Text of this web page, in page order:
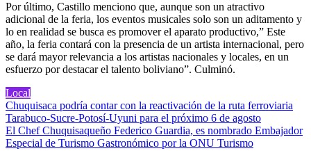
Por último, Castillo menciono que, aunque son un atractivo
adicional de la feria, los eventos musicales solo son un aditamento y
lo en realidad se busca es promover el aparato productivo,” Este
año, la feria contará con la presencia de un artista internacional, pero
se dará mayor relevancia a los artistas nacionales y locales, en un
esfuerzo por destacar el talento boliviano”. Culminó.
Local
Navegación
de
entradas
Chuquisaca podría contar con la reactivación de la ruta ferroviaria
Tarabuco-Sucre-Potosí-Uyuni para el próximo 6 de agosto
El Chef Chuquisaqueño Federico Guardia, es nombrado Embajador
Especial de Turismo Gastronómico por la ONU Turismo